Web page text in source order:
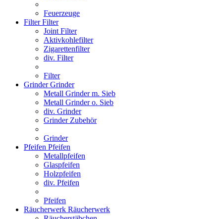
Feuerzeuge
FilterFilter
Joint Filter
Aktivkohlefilter
Zigarettenfilter
div. Filter
Filter
GrinderGrinder
Metall Grinder m. Sieb
Metall Grinder o. Sieb
div. Grinder
Grinder Zubehör
Grinder
Pfeifen Pfeifen
Metallpfeifen
Glaspfeifen
Holzpfeifen
div. Pfeifen
Pfeifen
Räucherwerk Räucherwerk